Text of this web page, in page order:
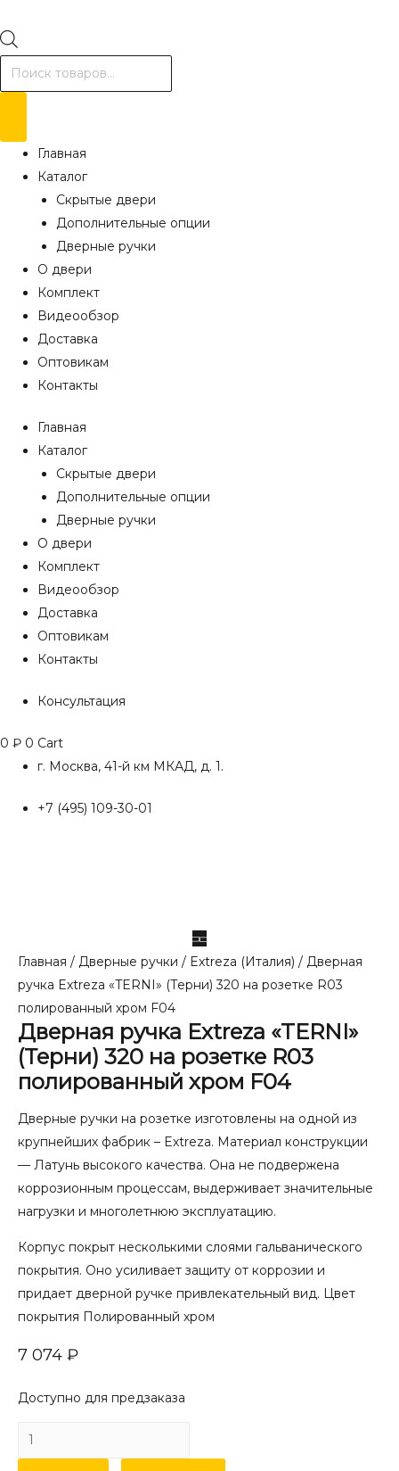
Поиск
товаров
Главная
Каталог
Скрытые двери
Дополнительные опции
Дверные ручки
О двери
Комплект
Видеообзор
Доставка
Оптовикам
Контакты
Главная
Каталог
Скрытые двери
Дополнительные опции
Дверные ручки
О двери
Комплект
Видеообзор
Доставка
Оптовикам
Контакты
Консультация
0 ₽ 0 Cart
г. Москва, 41-й км МКАД, д. 1.
+7 (495) 109-30-01
Главная / Дверные ручки / Extreza (Италия) / Дверная
ручка Extreza «TERNI» (Терни) 320 на розетке R03
полированный хром F04
Дверная ручка Extreza «TERNI»
(Терни) 320 на розетке R03
полированный хром F04
Дверные ручки на розетке изготовлены на одной из
крупнейших фабрик – Extreza. Материал конструкции
— Латунь высокого качества. Она не подвержена
коррозионным процессам, выдерживает значительные
нагрузки и многолетнюю эксплуатацию.
Корпус покрыт несколькими слоями гальванического
покрытия. Оно усиливает защиту от коррозии и
придает дверной ручке привлекательный вид. Цвет
покрытия Полированный хром
7 074 ₽
Доступно для предзаказа
Количество
товара